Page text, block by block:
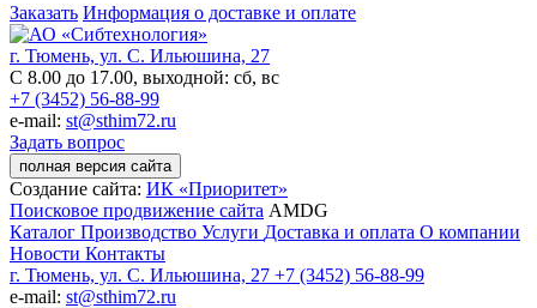
Заказать Информация о доставке и оплате
г. Тюмень, ул. С. Ильюшина, 27
С 8.00 до 17.00, выходной: сб, вс
+7 (3452) 56-88-99
e-mail: st@sthim72.ru
Задать вопрос
полная версия сайта
Создание сайта: ИК «Приоритет»
Поисковое продвижение сайта AMDG
Каталог Производство Услуги Доставка и оплата О компании
Новости Контакты
г. Тюмень, ул. С. Ильюшина, 27 +7 (3452) 56-88-99
e-mail: st@sthim72.ru